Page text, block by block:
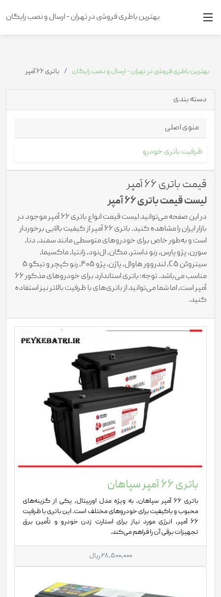
بهترین باطری فروشی در تهران - ارسال و نصب رایگان
بهترین باطری فروشی در تهران - ارسال و نصب رایگان باتری 66 آمپر
دسته بندی
منوی اصلی
ظرفیت باتری خودرو
قیمت باتری 66 آمپر
لیست قیمت باتری 66 آمپر
در این صفحه می‌توانید لیست قیمت انواع باتری 66 آمپر موجود در
بازار ایران را مشاهده کنید. باتری 66 آمپر از کیفیت بالایی برخوردار
است و به‌طور خاص برای خودروهای متوسطی مانند سمند، دنا،
سورن، پژو پارس، رنو داستر، مگان، ال‌نود، زانتیا، ماکسیما،
سیتروئن C5، لندروور هاوال، پاژن، پژو ۴۰۵، رنو کپچر و تیگو ۵
مناسب می‌باشد. توجه: باتری استاندارد برای خودروهای مذکور 66
آمپر است، اما شما می‌توانید از باتری‌های با ظرفیت بالاتر نیز استفاده
کنید.
باتری 66 آمپر سپاهان
باتری 66 آمپر سپاهان، به ویژه مدل اوربیتال، یکی از گزینه‌های
محبوب و باکیفیت برای خودروهای مختلف است. این باتری با ظرفیت
66 آمپر، انرژی مورد نیاز برای استارت زدن خودرو و تأمین برق
تجهیزات برقی آن را فراهم می‌کند.
28,500,000 ریال